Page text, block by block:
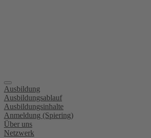
Ausbildung
Ausbildungsablauf
Ausbildungsinhalte
Anmeldung (Spiering)
Über uns
Netzwerk